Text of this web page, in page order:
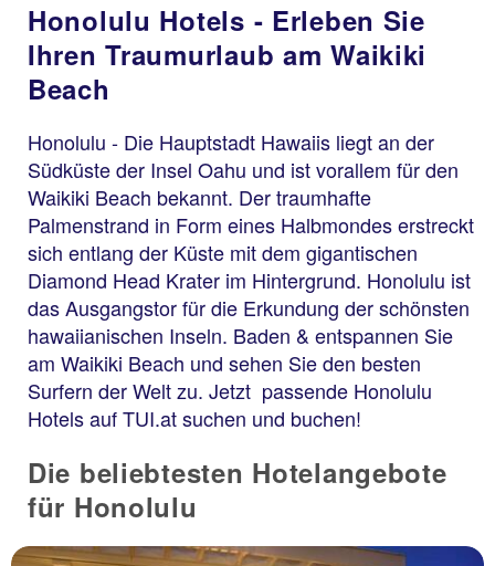
Honolulu Hotels - Erleben Sie
Ihren Traumurlaub am Waikiki
Beach
Honolulu - Die Hauptstadt Hawaiis liegt an der
Südküste der Insel Oahu und ist vorallem für den
Waikiki Beach bekannt. Der traumhafte
Palmenstrand in Form eines Halbmondes erstreckt
sich entlang der Küste mit dem gigantischen
Diamond Head Krater im Hintergrund. Honolulu ist
das Ausgangstor für die Erkundung der schönsten
hawaiianischen Inseln. Baden & entspannen Sie
am Waikiki Beach und sehen Sie den besten
Surfern der Welt zu. Jetzt passende Honolulu
Hotels auf TUI.at suchen und buchen!
Die beliebtesten Hotelangebote
für Honolulu